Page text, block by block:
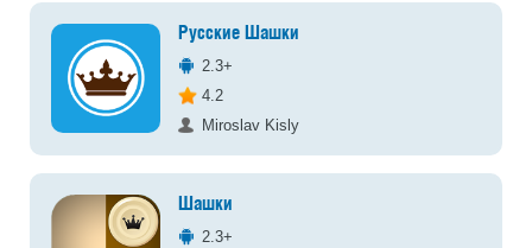
Русские Шашки
2.3+
4.2
Miroslav Kisly
Шашки
2.3+